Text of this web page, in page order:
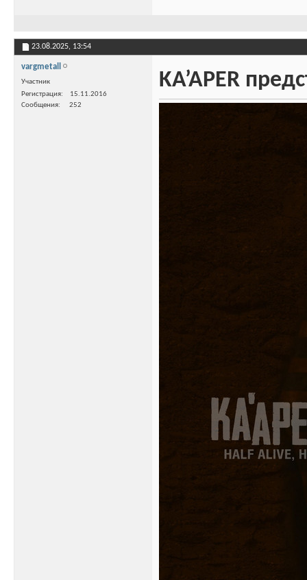
23.08.2025, 13:54
vargmetall
Участник
Регистрация
15.11.2016
Сообщения
252
KA’APER